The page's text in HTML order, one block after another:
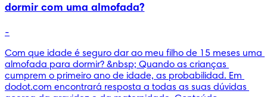
dormir com uma almofada?
-
Com que idade é seguro dar ao meu filho de 15 meses uma
almofada para dormir? &nbsp; Quando as crianças
cumprem o primeiro ano de idade, as probabilidad. Em
dodot.com encontrará resposta a todas as suas dúvidas